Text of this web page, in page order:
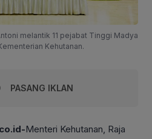
melantik 11 pejabat Tinggi Madya
Kehutanan.
PASANG IKLAN
Menteri Kehutanan, Raja